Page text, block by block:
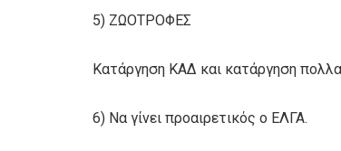
5) ΖΩΟΤΡΟΦΕΣ
Κατάργηση ΚΑΔ και κατάργηση
6) Να γίνει προαιρετικός ο ΕΛΓΑ.